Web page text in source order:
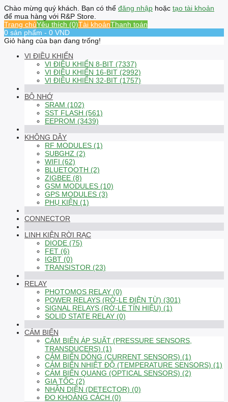
Chào mừng quý khách. Bạn có thể đăng nhập hoặc tạo tài khoản
để mua hàng với R&P Store.
Trang chủYêu thích (0)Tài khoảnThanh toán
0 sản phẩm - 0 VND
Giỏ hàng của bạn đang trống!
VI ĐIỀU KHIỂN
VI ĐIỀU KHIỂN 8-BIT (7337)
VI ĐIỀU KHIỂN 16-BIT (2992)
VI ĐIỀU KHIỂN 32-BIT (1757)
BỘ NHỚ
SRAM (102)
SST FLASH (561)
EEPROM (3439)
KHÔNG DÂY
RF MODULES (1)
SUBGHZ (2)
WIFI (62)
BLUETOOTH (2)
ZIGBEE (8)
GSM MODULES (10)
GPS MODULES (3)
PHỤ KIỆN (1)
CONNECTOR
LINH KIỆN RỜI RẠC
DIODE (75)
FET (6)
IGBT (0)
TRANSISTOR (23)
RELAY
PHOTOMOS RELAY (0)
POWER RELAYS (RỜ-LE ĐIỆN TỪ) (301)
SIGNAL RELAYS (RỜ-LE TÍN HIỆU) (1)
SOLID STATE RELAY (0)
CẢM BIẾN
CẢM BIẾN ÁP SUẤT (PRESSURE SENSORS,
TRANSDUCERS) (1)
CẢM BIẾN DÒNG (CURRENT SENSORS) (1)
CẢM BIẾN NHIỆT ĐỘ (TEMPERATURE SENSORS) (1)
CẢM BIẾN QUANG (OPTICAL SENSORS) (2)
GIA TỐC (2)
NHẬN DIỆN (DETECTOR) (0)
ĐO KHOẢNG CÁCH (0)